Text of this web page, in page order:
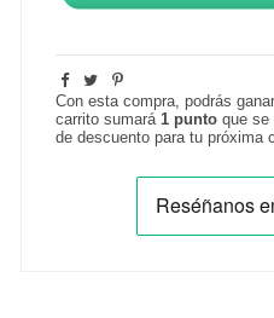
Con esta compra, podrás ganar
carrito sumará 1 punto que se
de descuento para tu próxima